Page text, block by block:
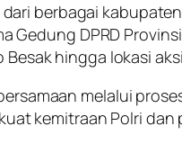
berbagai
Gedung DPRD
hingga lokasi
melalui
kemitraan Polri